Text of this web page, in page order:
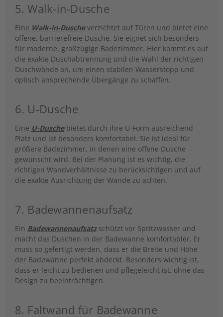
5. Walk-in-Dusche
Eine Walk-in-Duscheverzichtet auf Türen und bietet eine
offene, barrierefreie Dusche. Sie eignet sich besonders
für moderne, großzügige Badezimmer. Hier kommt es auf
die exakte Duschabtrennung und die Wahl der richtigen
Duschwände an, um einen stabilen Wasserstopp und
optisch ansprechende Übergänge zu schaffen.
6. U-Dusche
Eine U-Duschebietet durch ihre U-Form ausreichend
Platz und ist besonders komfortabel. Sie ist ideal für
größere Badezimmer, in denen eine offene Dusche
gewünscht wird. Bei der Planung ist es wichtig, die
richtigen Wandverhältnisse zu berücksichtigen und auf
die exakte Ausrichtung der Wände zu achten.
7. Badewannenaufsatz
Ein Badewannenaufsatzschützt vor Spritzwasser und
macht das Duschen in der Badewanne komfortabler. Er
muss so gefertigt werden, dass er die Breite und Höhe
der Badewanne perfekt abdeckt. Besonders wichtig ist,
dass er leicht zu bedienen und pflegeleicht ist, ohne das
Design zu beeinträchtigen.
8. Faltwand für Badewanne